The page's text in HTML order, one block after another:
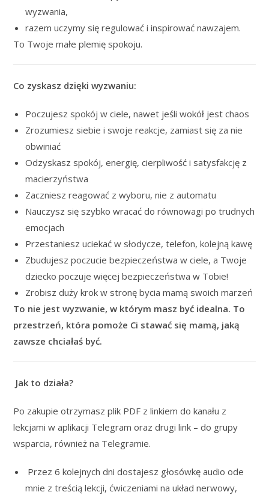
wyzwania,
razem uczymy się regulować i inspirować nawzajem.
To Twoje małe plemię spokoju.
Co zyskasz dzięki wyzwaniu:
Poczujesz spokój w ciele, nawet jeśli wokół jest chaos
Zrozumiesz siebie i swoje reakcje, zamiast się za nie
obwiniać
Odzyskasz spokój, energię, cierpliwość i satysfakcję z
macierzyństwa
Zaczniesz reagować z wyboru, nie z automatu
Nauczysz się szybko wracać do równowagi po trudnych
emocjach
Przestaniesz uciekać w słodycze, telefon, kolejną kawę
Zbudujesz poczucie bezpieczeństwa w ciele, a Twoje
dziecko poczuje więcej bezpieczeństwa w Tobie!
Zrobisz duży krok w stronę bycia mamą swoich marzeń
To nie jest wyzwanie, w którym masz być idealna. To
przestrzeń, która pomoże Ci stawać się mamą, jaką
zawsze chciałaś być.
Jak to działa?
Po zakupie otrzymasz plik PDF z linkiem do kanału z
lekcjami w aplikacji Telegram oraz drugi link – do grupy
wsparcia, również na Telegramie.
Przez 6 kolejnych dni dostajesz głosówkę audio ode
mnie z treścią lekcji, ćwiczeniami na układ nerwowy,